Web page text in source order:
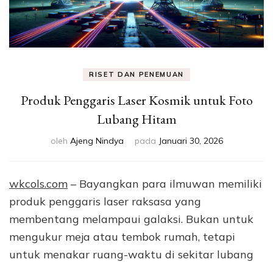
RISET DAN PENEMUAN
Produk Penggaris Laser Kosmik untuk Foto
Lubang Hitam
oleh Ajeng Nindya pada Januari 30, 2026
wkcols.com – Bayangkan para ilmuwan memiliki
produk penggaris laser raksasa yang
membentang melampaui galaksi. Bukan untuk
mengukur meja atau tembok rumah, tetapi
untuk menakar ruang-waktu di sekitar lubang